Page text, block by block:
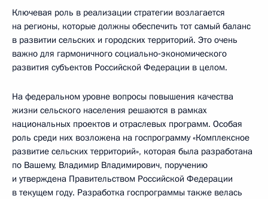
Ключевая роль в реализации стратегии возлагается
на регионы, которые должны обеспечить тот самый баланс
в развитии сельских и городских территорий. Это очень
важно для гармоничного социально‑экономического
развития субъектов Российской Федерации в целом.
На федеральном уровне вопросы повышения качества
жизни сельского населения решаются в рамках
национальных проектов и отраслевых программ. Особая
роль среди них возложена на госпрограмму «Комплексное
развитие сельских территорий», которая была разработана
по Вашему, Владимир Владимирович, поручению
и утверждена Правительством Российской Федерации
в текущем году. Разработка госпрограммы также велась